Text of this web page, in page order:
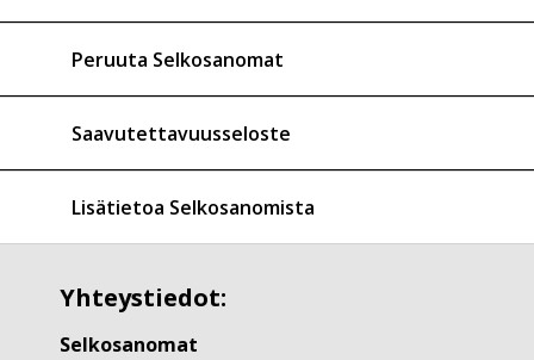
Peruuta Selkosanomat
Saavutettavuusseloste
Lisätietoa Selkosanomista
Yhteystiedot:
Selkosanomat